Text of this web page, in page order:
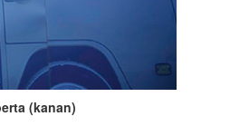
(kanan)